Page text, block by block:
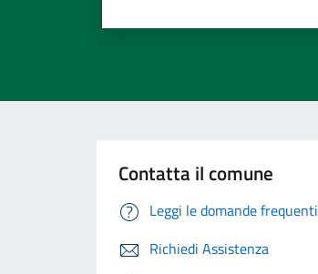
Contatta il comune
Leggi le domande frequenti
Richiedi Assistenza